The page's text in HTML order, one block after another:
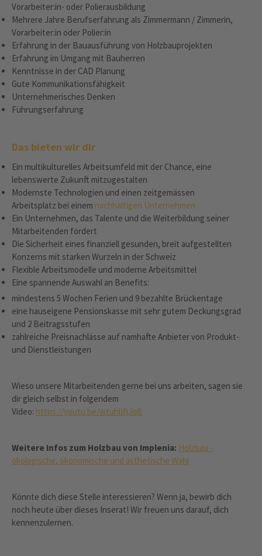
Vorarbeiter:in- oder Polierausbildung
Mehrere Jahre Berufserfahrung als Zimmermann / Zimmerin,
Vorarbeiter:in oder Polier:in
Erfahrung in der Bauausführung von Holzbauprojekten
Erfahrung im Umgang mit Bauherren
Kenntnisse in der CAD Planung
Gute Kommunikationsfähigkeit
Unternehmerisches Denken
Führungserfahrung
Das bieten wir dir
Ein multikulturelles Arbeitsumfeld mit der Chance, eine
lebenswerte Zukunft mitzugestalten
Modernste Technologien und einen zeitgemässen
Arbeitsplatz bei einem nachhaltigen Unternehmen
Ein Unternehmen, das Talente und die Weiterbildung seiner
Mitarbeitenden fördert
Die Sicherheit eines finanziell gesunden, breit aufgestellten
Konzerns mit starken Wurzeln in der Schweiz
Flexible Arbeitsmodelle und moderne Arbeitsmittel
Eine spannende Auswahl an Benefits:
mindestens 5 Wochen Ferien und 9 bezahlte Brückentage
eine hauseigene Pensionskasse mit sehr gutem Deckungsgrad
und 2 Beitragsstufen
zahlreiche Preisnachlässe auf namhafte Anbieter von Produkt-
und Dienstleistungen
Wieso unsere Mitarbeitenden gerne bei uns arbeiten, sagen sie
dir gleich selbst in folgendem
Video: https://youtu.be/wtuhlIfjJq8.
Weitere Infos zum Holzbau von Implenia: Holzbau -
ökologische, ökonomische und ästhetische Wahl
Könnte dich diese Stelle interessieren? Wenn ja, bewirb dich
noch heute über dieses Inserat! Wir freuen uns darauf, dich
kennenzulernen.